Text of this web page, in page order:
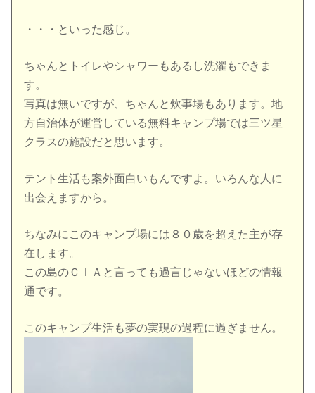
・・・といった感じ。
ちゃんとトイレやシャワーもあるし洗濯もできま
す。
写真は無いですが、ちゃんと炊事場もあります。地
方自治体が運営している無料キャンプ場では三ツ星
クラスの施設だと思います。
テント生活も案外面白いもんですよ。いろんな人に
出会えますから。
ちなみにこのキャンプ場には８０歳を超えた主が存
在します。
この島のＣＩＡと言っても過言じゃないほどの情報
通です。
このキャンプ生活も夢の実現の過程に過ぎません。